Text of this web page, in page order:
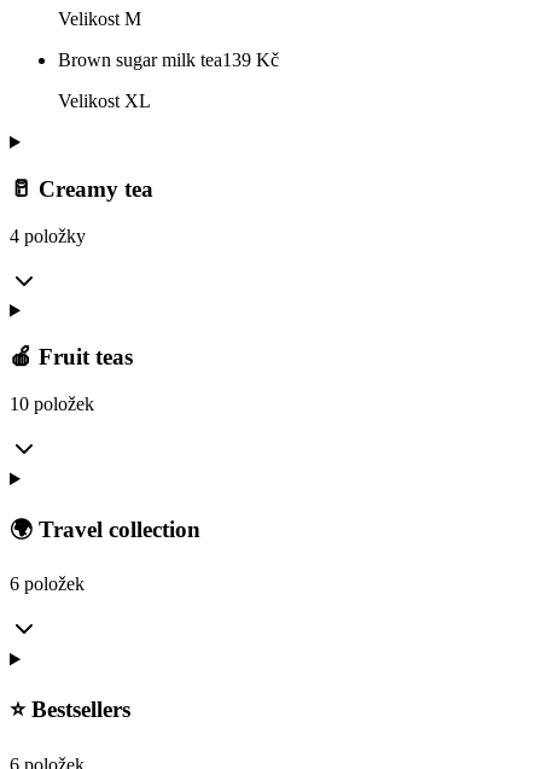
Velikost M
Brown sugar milk tea139 Kč
Velikost XL
🥛 Creamy tea
4 položky
🍎 Fruit teas
10 položek
🌍 Travel collection
6 položek
⭐ Bestsellers
6 položek